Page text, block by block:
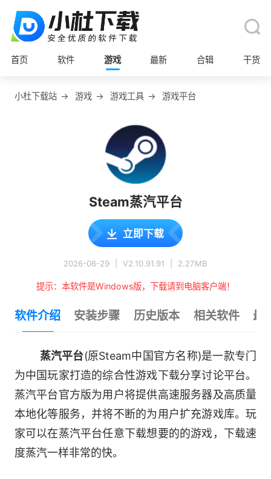
首页 软件 游戏 最新 合辑 干货
小杜下载站 → 游戏 → 游戏工具 → 游戏平台
Steam蒸汽平台
立即下载
2026-06-29 V2.10.91.91 2.27MB
提示：本软件是Windows版，下载请到电脑客户端！
软件介绍 安装步骤 历史版本 相关软件 最
蒸汽平台(原Steam中国官方名称)是一款专门
为中国玩家打造的综合性游戏下载分享讨论平台。
蒸汽平台官方版为用户将提供高速服务器及高质量
本地化等服务，并将不断的为用户扩充游戏库。玩
家可以在蒸汽平台任意下载想要的的游戏，下载速
度蒸汽一样非常的快。